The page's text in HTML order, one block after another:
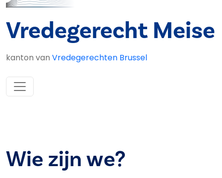
Vredegerecht Meise
kanton van Vredegerechten Brussel
Wie zijn we?